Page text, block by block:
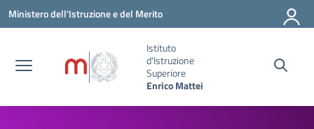
Vai ai contenuti
Vai al menu di navigazione
Vai al footer
Ministero dell'Istruzione e del Merito
Istituto
d'Istruzione
Superiore
Enrico Mattei